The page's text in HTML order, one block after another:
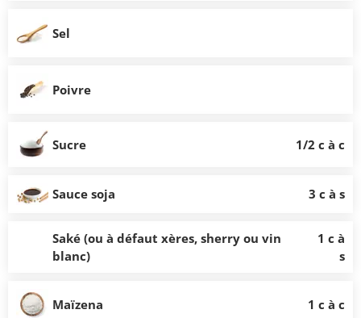
Sel
Poivre
Sucre 1/2 c à c
Sauce soja 3 c à s
Saké (ou à défaut xères, sherry ou vin
blanc)
1 c à
s
Maïzena 1 c à c